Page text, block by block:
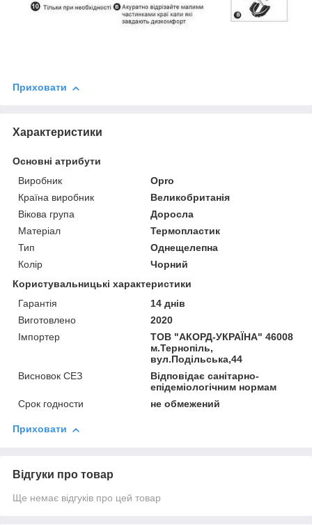
Приховати
Характеристики
Основні атрибути
Виробник
Opro
Країна виробник
Великобританія
Вікова група
Доросла
Матеріал
Термопластик
Тип
Однещелепна
Колір
Чорний
Користувальницькі характеристики
Гарантія
14 днів
Виготовлено
2020
Імпортер
ТОВ "АКОРД-УКРАЇНА" 46008
м.Тернопіль,
вул.Подільська,44
Висновок СЕЗ
Відповідає санітарно-
епідеміологічним нормам
Срок годности
не обмежений
Приховати
Відгуки про товар
Ще немає відгуків про цей товар